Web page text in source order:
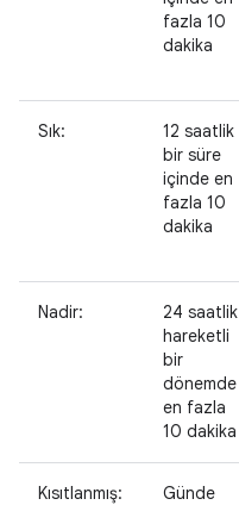
fazla 10
dakika
Sık:
12 saatlik
bir süre
içinde en
fazla 10
dakika
Nadir:
24 saatlik
hareketli
bir
dönemde
en fazla
10 dakika
Kısıtlanmış:
Günde